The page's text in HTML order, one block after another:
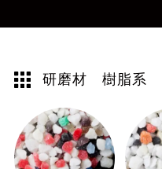
研磨材 樹脂系